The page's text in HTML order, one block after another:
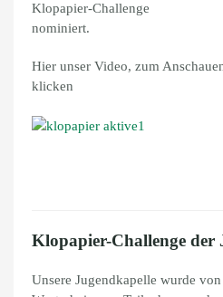
Klopapier-Challenge
nominiert.
Hier unser Video, zum
klicken
Klopapier-Challenge der
Unsere Jugendkapelle wurde